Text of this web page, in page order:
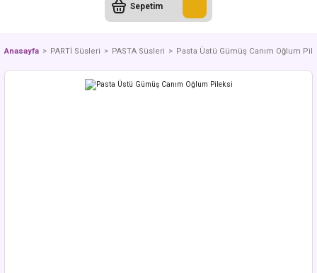
Sepetim
Anasayfa PARTİ Süsleri PASTA Süsleri Pasta Üstü Gümüş Canım Oğlum